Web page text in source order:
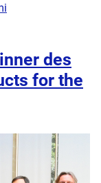
des
for the